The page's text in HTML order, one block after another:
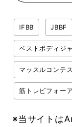
IFBB JBBF
ベストボディジ
マッスルコンテ
筋トレビフォー
※当サイトは